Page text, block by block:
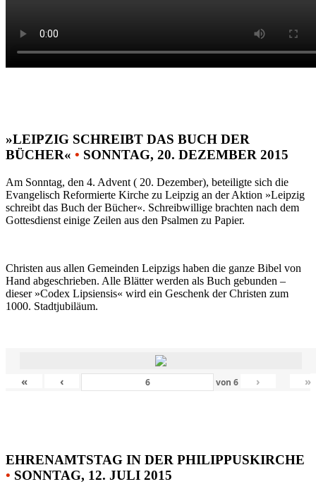
»LEIPZIG SCHREIBT DAS BUCH DER
BÜCHER« • SONNTAG, 20. DEZEMBER 2015
Am Sonntag, den 4. Advent ( 20. Dezember), beteiligte sich die
Evangelisch Reformierte Kirche zu Leipzig an der Aktion »Leipzig
schreibt das Buch der Bücher«. Schreibwillige brachten nach dem
Gottesdienst einige Zeilen aus den Psalmen zu Papier.
Christen aus allen Gemeinden Leipzigs haben die ganze Bibel von
Hand abgeschrieben. Alle Blätter werden als Buch gebunden –
dieser »Codex Lipsiensis« wird ein Geschenk der Christen zum
1000. Stadtjubiläum.
« ‹ von6 › »
EHRENAMTSTAG IN DER PHILIPPUSKIRCHE
• SONNTAG, 12. JULI 2015